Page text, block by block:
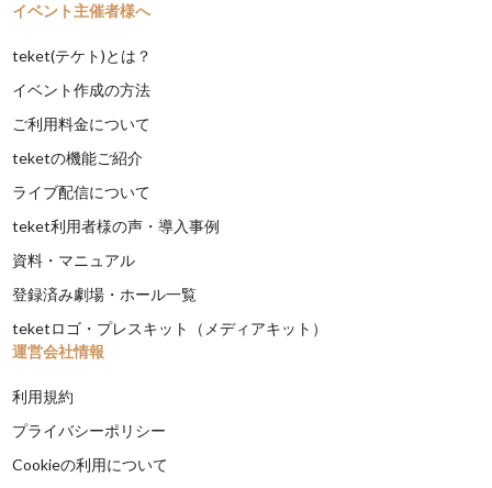
イベント主催者様へ
teket(テケト)とは？
イベント作成の方法
ご利用料金について
teketの機能ご紹介
ライブ配信について
teket利用者様の声・導入事例
資料・マニュアル
登録済み劇場・ホール一覧
teketロゴ・プレスキット（メディアキット）
運営会社情報
利用規約
プライバシーポリシー
Cookieの利用について